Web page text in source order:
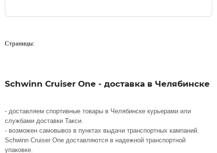
Страницы:
Schwinn Cruiser One - доставка в Челябинске
- доставляем спортивные товары в Челябинске курьерами или
службами доставки Такси.
- возможен самовывоз в пунктах выдачи транспортных кампаний.
Schwinn Cruiser One доставляются в надежной транспортной
упаковке.